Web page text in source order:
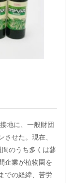
地に、一般財団
せた。現在、
のうち多くは蓼
企業が植物園を
での経緯、苦労